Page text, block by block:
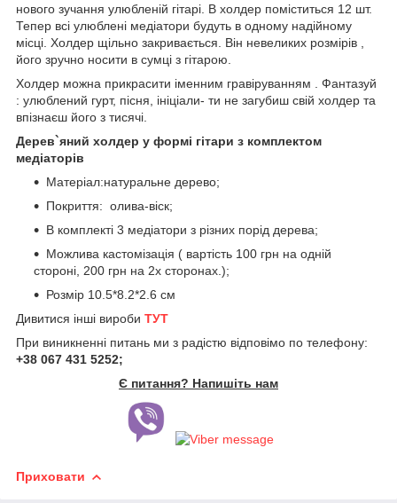
нового зучання улюбленій гітарі. В холдер поміститься 12 шт.
Тепер всі улюблені медіатори будуть в одному надійному
місці. Холдер щільно закривається. Він невеликих розмірів ,
його зручно носити в сумці з гітарою.
Холдер можна прикрасити іменним гравіруванням . Фантазуй
: улюблений гурт, пісня, ініціали- ти не загубиш свій холдер та
впізнаєш його з тисячі.
Дерев`яний холдер у формі гітари з комплектом
медіаторів
Матеріал:натуральне дерево;
Покриття: олива-віск;
В комплекті 3 медіатори з різних порід дерева;
Можлива кастомізація ( вартість 100 грн на одній
стороні, 200 грн на 2х сторонах.);
Розмір 10.5*8.2*2.6 см
Дивитися інші вироби ТУТ
При виникненні питань ми з радістю відповімо по телефону:
+38 067 431 5252;
Є питання? Напишіть нам
Приховати